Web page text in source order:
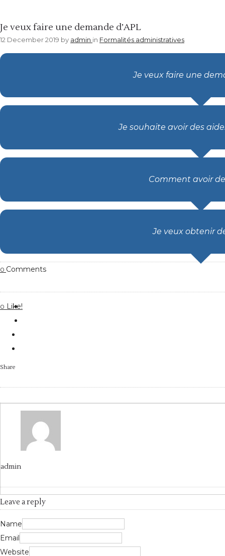
Je veux faire une demande d’APL
12 December 2019 by admin in Formalités administratives
Je veux faire une
Je souhaite avoir des
Comment avoir
Je veux obtenir
0 Comments
0 Like!
Share
admin
Leave a reply
Name
Email
Website